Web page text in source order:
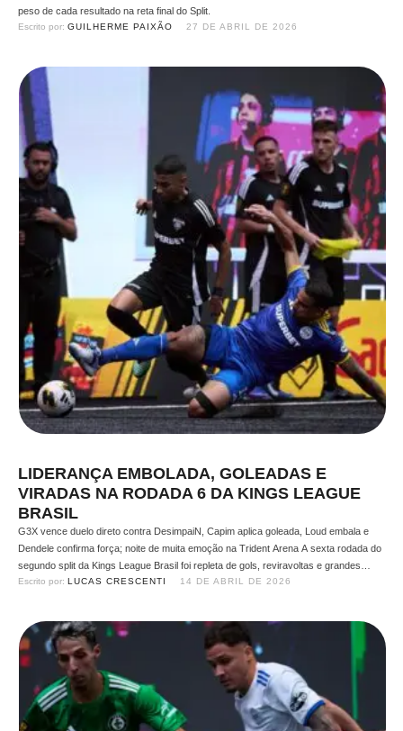
peso de cada resultado na reta final do Split.
Escrito por: GUILHERME PAIXÃO 27 DE ABRIL DE 2026
LIDERANÇA EMBOLADA, GOLEADAS E
VIRADAS NA RODADA 6 DA KINGS LEAGUE
BRASIL
G3X vence duelo direto contra DesimpaiN, Capim aplica goleada, Loud embala e
Dendele confirma força; noite de muita emoção na Trident Arena A sexta rodada do
segundo split da Kings League Brasil foi repleta de gols, reviravoltas e grandes
atuações. Cinco jogos movimentaram a Trident Arena na última segunda-feira (13),
Escrito por: LUCAS CRESCENTI 14 DE ABRIL DE 2026